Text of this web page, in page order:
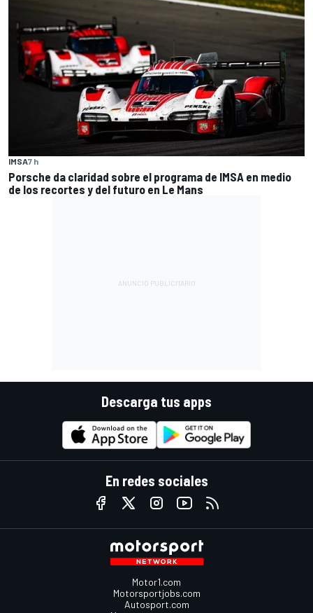
IMSA7 h
Porsche da claridad sobre el programa de IMSA en medio
de los recortes y del futuro en Le Mans
Descarga tus apps
En redes sociales
Motor1.com
Motorsportjobs.com
Autosport.com